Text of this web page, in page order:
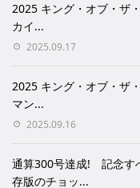
2025 キング・オブ・ザ
カイ...
2025.09.17
2025 キング・オブ・ザ
マン...
2025.09.16
通算300号達成! 記念す
存版のチョッ...